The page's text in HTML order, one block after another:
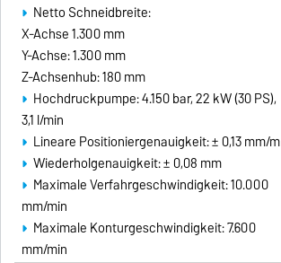
Netto Schneidbreite:
X-Achse 1.300 mm
Y-Achse: 1.300 mm
Z-Achsenhub: 180 mm
Hochdruckpumpe: 4.150 bar, 22 kW (30 PS),
3,1 l/min
Lineare Positioniergenauigkeit: ± 0,13 mm/m
Wiederholgenauigkeit: ± 0,08 mm
Maximale Verfahrgeschwindigkeit: 10.000
mm/min
Maximale Konturgeschwindigkeit: 7.600
mm/min